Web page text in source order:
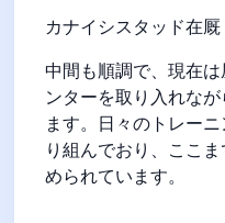
カナイシスタッド在厩
中間も順調で、現在
ンターを取り入れな
ます。日々のトレー
り組んでおり、ここ
められています。